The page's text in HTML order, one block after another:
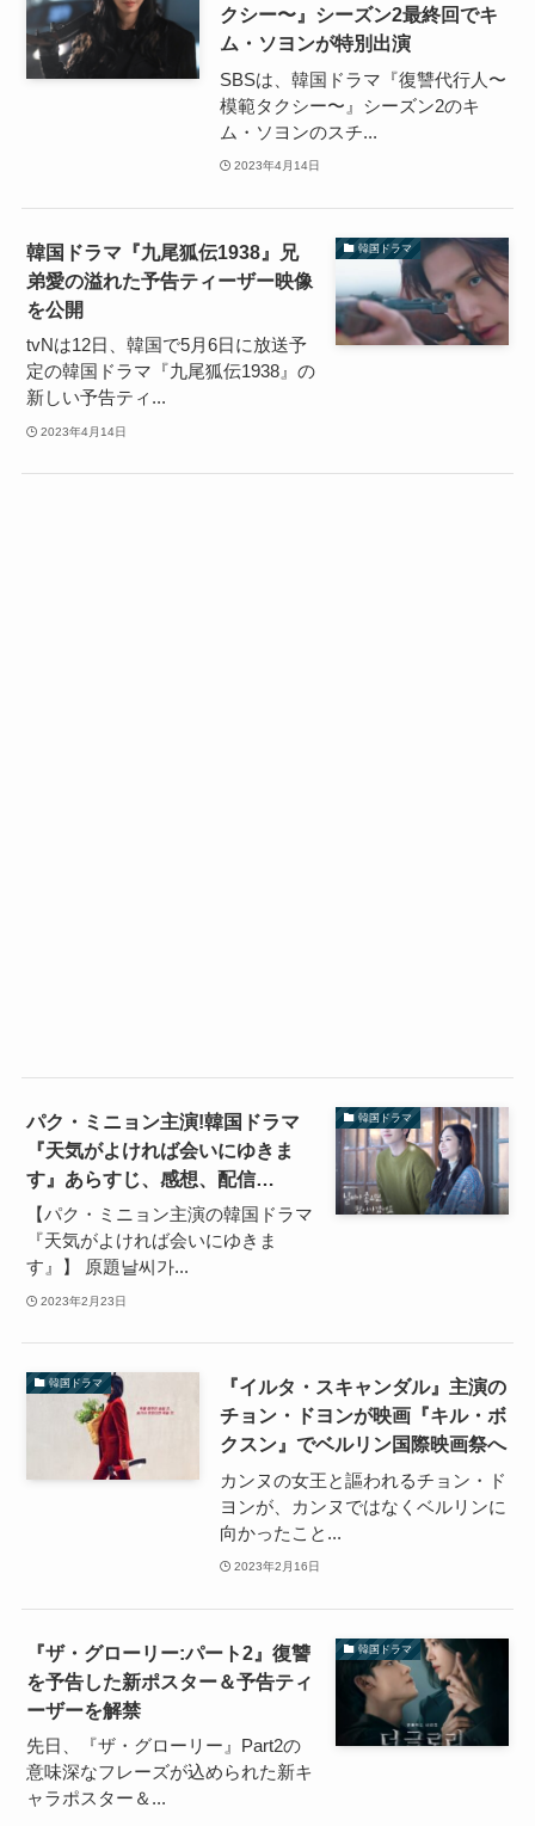
クシー〜』シーズン2最終回でキ
ム・ソヨンが特別出演
SBSは、韓国ドラマ『復讐代行人〜
模範タクシー〜』シーズン2のキ
ム・ソヨンのスチ...
2023年4月14日
韓国ドラマ
韓国ドラマ『九尾狐伝1938』兄
弟愛の溢れた予告ティーザー映像
を公開
tvNは12日、韓国で5月6日に放送予
定の韓国ドラマ『九尾狐伝1938』の
新しい予告ティ...
2023年4月14日
韓国ドラマ
パク・ミニョン主演!韓国ドラマ
『天気がよければ会いにゆきま
す』あらすじ、感想、配信…
【パク・ミニョン主演の韓国ドラマ
『天気がよければ会いにゆきま
す』】 原題날씨가...
2023年2月23日
韓国ドラマ
『イルタ・スキャンダル』主演の
チョン・ドヨンが映画『キル・ボ
クスン』でベルリン国際映画祭へ
カンヌの女王と謳われるチョン・ド
ヨンが、カンヌではなくベルリンに
向かったこと...
2023年2月16日
韓国ドラマ
『ザ・グローリー:パート2』復讐
を予告した新ポスター＆予告ティ
ーザーを解禁
先日、『ザ・グローリー』Part2の
意味深なフレーズが込められた新キ
ャラポスター＆...